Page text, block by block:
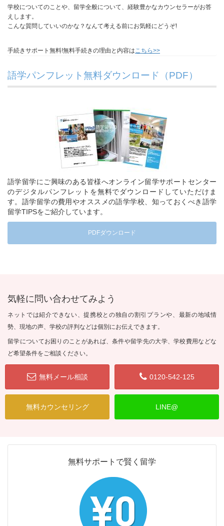
学校についてのことや、留学全般について、経験豊かなカウンセラーがお答
えします。
こんな質問していいのかな？なんて考える前にお気軽にどうぞ!
手続きサポート無料!無料手続きの理由と内容はこちら>>
語学パンフレット無料ダウンロード（PDF）
語学留学にご興味のある皆様へオンライン留学サポートセンター
のデジタルパンフレットを無料でダウンロードしていただけま
す。語学留学の費用やオススメの語学学校、知っておくべき語学
留学TIPSをご紹介しています。
PDFダウンロード
気軽に問い合わせてみよう
ネットでは紹介できない、提携校との独自の割引プランや、最新の地域情
勢、現地の声、学校の評判などは個別にお伝えできます。
留学についてお困りのことがあれば、条件や留学先の大学、学校費用などな
ど希望条件をご相談ください。
無料メール相談 0120-542-125
無料カウンセリング LINE@
無料サポートで賢く留学